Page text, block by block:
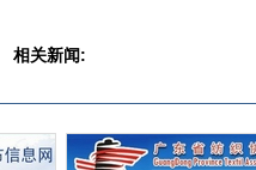
相关新闻: